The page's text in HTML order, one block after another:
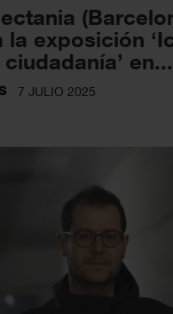
la exposición
en...
7 JULIO 2025